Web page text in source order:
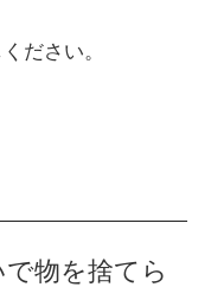
ださい。
物を捨てら